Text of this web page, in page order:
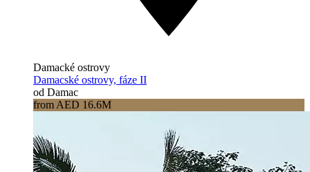
Damacké ostrovy
Damacské ostrovy, fáze II
od Damac
from AED 16.6M